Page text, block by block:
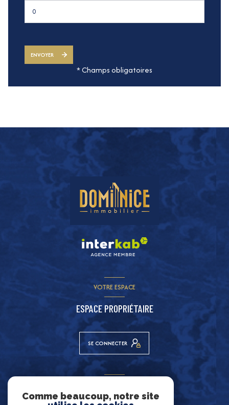
ENVOYER
* Champs obligatoires
VOTRE ESPACE
ESPACE PROPRIÉTAIRE
SE CONNECTER
Comme beaucoup, notre site